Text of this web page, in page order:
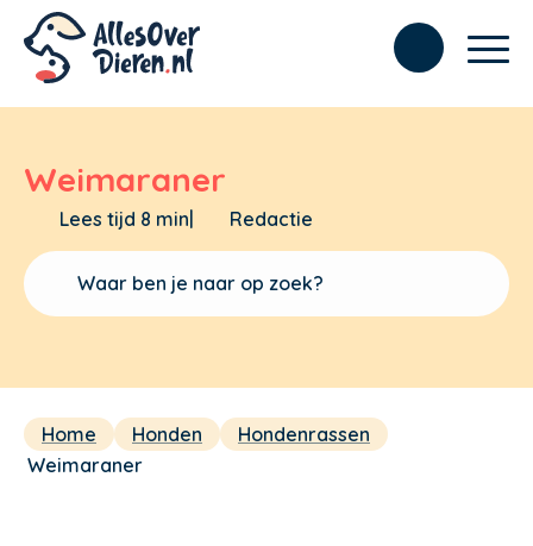
Weimaraner
Lees tijd 8 min| Redactie
Home Honden
Hondenrassen
Weimaraner